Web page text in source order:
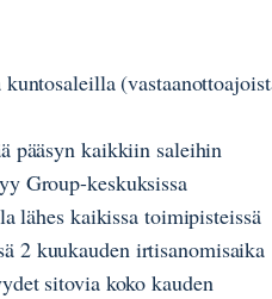
pääsyn kaikkiin saleihin
Group-keskuksissa
lähes kaikissa toimipisteissä
2 kuukauden irtisanomisaika
sitovia koko kauden